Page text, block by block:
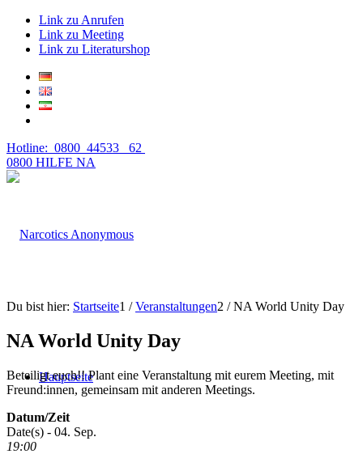
Link zu Anrufen
Link zu Meeting
Link zu Literaturshop
Hotline: 0800 44533 62
0800 HILFE NA
Hauptseite
Du bist hier: Startseite1 / Veranstaltungen2 / NA World Unity Day
NA World Unity Day
Beteiligt euch!! Plant eine Veranstaltung mit eurem Meeting, mit
Freund:innen, gemeinsam mit anderen Meetings.
Datum/Zeit
Date(s) - 04. Sep.
19:00